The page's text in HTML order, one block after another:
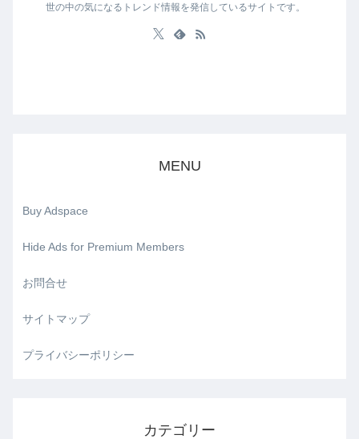
世の中の気になるトレンド情報を発信しているサイトです。
MENU
Buy Adspace
Hide Ads for Premium Members
お問合せ
サイトマップ
プライバシーポリシー
カテゴリー